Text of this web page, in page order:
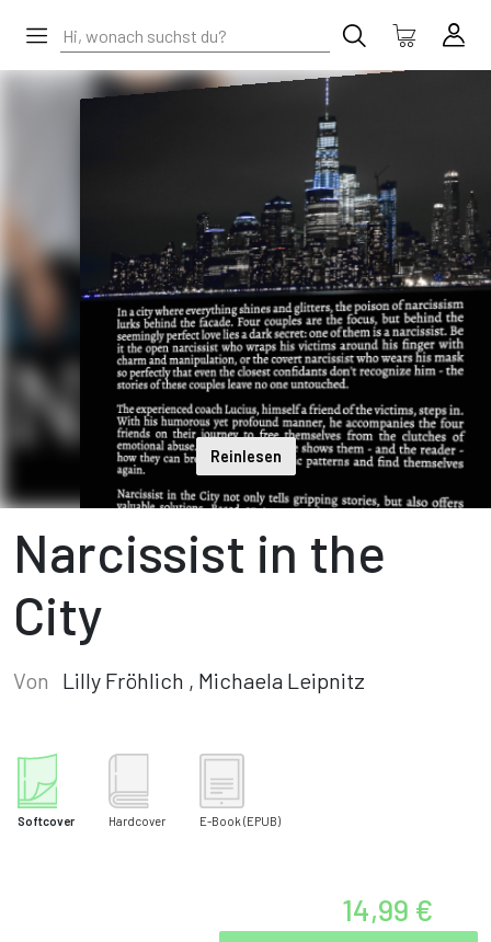
Reinlesen
Narcissist in the
City
Von Lilly Fröhlich , Michaela Leipnitz
Softcover Hardcover E-Book (EPUB)
14,99 €